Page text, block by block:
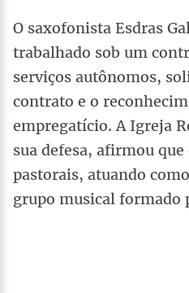
O saxofonista Esdras
trabalhado sob um
serviços autônomos,
contrato e o
empregatício. A Igreja
sua defesa, afirmou
pastorais, atuando
grupo musical formado